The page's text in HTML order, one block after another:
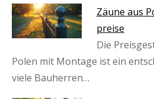
Zäune aus
preise
Die
Polen mit Montage ist ein
viele Bauherren…